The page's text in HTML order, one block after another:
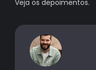
Veja os depoimentos.